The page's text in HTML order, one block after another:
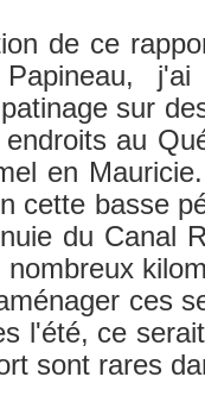
de ce
sur
au
en
cette basse
du Canal
ces
l'été, ce
sont rares